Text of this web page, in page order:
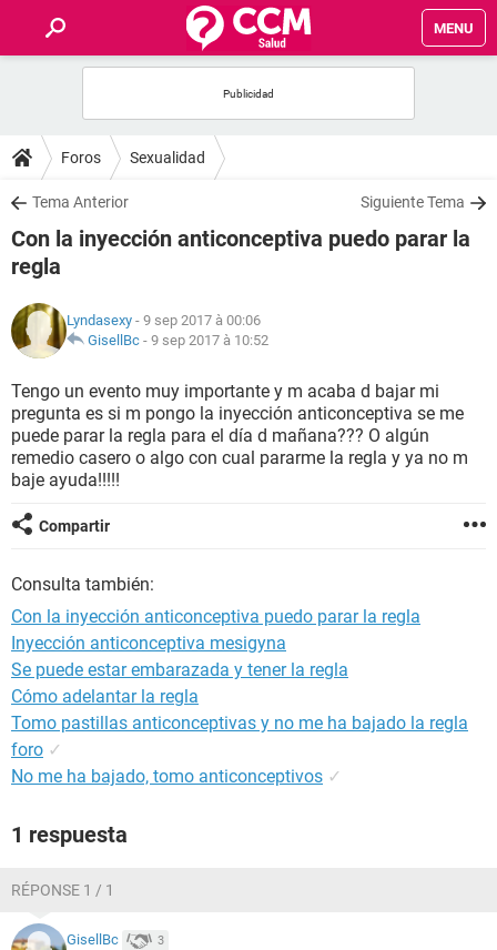
MENU
FORUMS
SALUD
FAMILIA
NUTRICIÓN
SEXUALIDAD
GLOSARIO
Foros Sexualidad
Tema Anterior Siguiente Tema
Con la inyección anticonceptiva puedo parar la
regla
Lyndasexy - 9 sep 2017 à 00:06
GisellBc - 9 sep 2017 à 10:52
Tengo un evento muy importante y m acaba d bajar mi
pregunta es si m pongo la inyección anticonceptiva se me
puede parar la regla para el día d mañana??? O algún
remedio casero o algo con cual pararme la regla y ya no m
baje ayuda!!!!!
Compartir
Consulta también:
Con la inyección anticonceptiva puedo parar la regla
Inyección anticonceptiva mesigyna
Se puede estar embarazada y tener la regla
Cómo adelantar la regla
Tomo pastillas anticonceptivas y no me ha bajado la regla
foro ✓
No me ha bajado, tomo anticonceptivos ✓
1 respuesta
RÉPONSE 1 / 1
GisellBc 3